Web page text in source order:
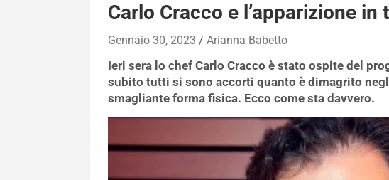
Carlo Cracco e l’apparizione
Gennaio 30, 2023 Arianna Babetto
Ieri sera lo chef Carlo Cracco è stato ospite del
subito tutti si sono accorti quanto è dimagrito
smagliante forma fisica. Ecco come sta davvero.